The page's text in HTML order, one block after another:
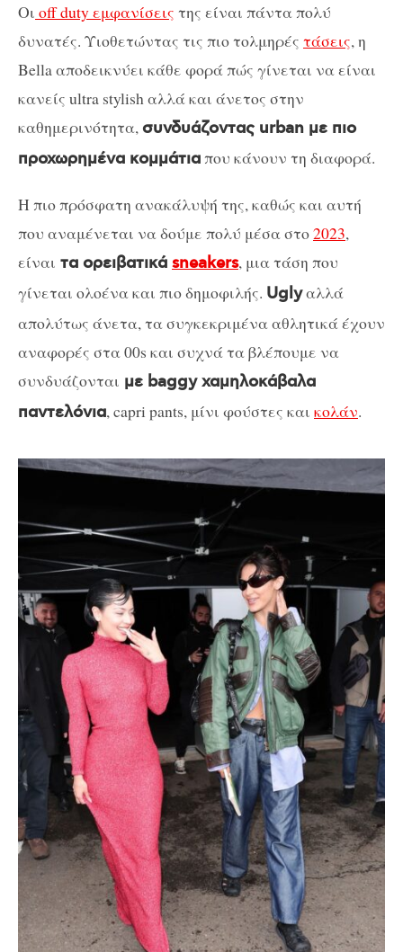
Οι off duty εμφανίσεις της είναι πάντα πολύ
δυνατές. Υιοθετώντας τις πιο τολμηρές τάσεις, η
Bella αποδεικνύει κάθε φορά πώς γίνεται να είναι
κανείς ultra stylish αλλά και άνετος στην
καθημερινότητα, συνδυάζοντας urban με πιο
προχωρημένα κομμάτιαπου κάνουν τη διαφορά.
Η πιο πρόσφατη ανακάλυψή της, καθώς και αυτή
που αναμένεται να δούμε πολύ μέσα στο2023,
είναι τα ορειβατικά sneakers, μια τάση που
γίνεται ολοένα και πιο δημοφιλής. Uglyαλλά
απολύτως άνετα, τα συγκεκριμένα αθλητικά έχουν
αναφορές στα 00s και συχνά τα βλέπουμε να
συνδυάζονται με baggy χαμηλοκάβαλα
παντελόνια, capri pants, μίνι φούστες και κολάν.